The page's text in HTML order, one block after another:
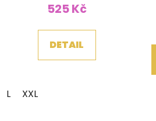
525 Kč
DETAIL
L XXL